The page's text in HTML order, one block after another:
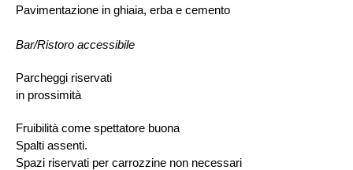
Pavimentazione in ghiaia, erba e cemento
Bar/Ristoro accessibile
Parcheggi riservati
in prossimità
Fruibilità come spettatore buona
Spalti assenti.
Spazi riservati per carrozzine non necessari